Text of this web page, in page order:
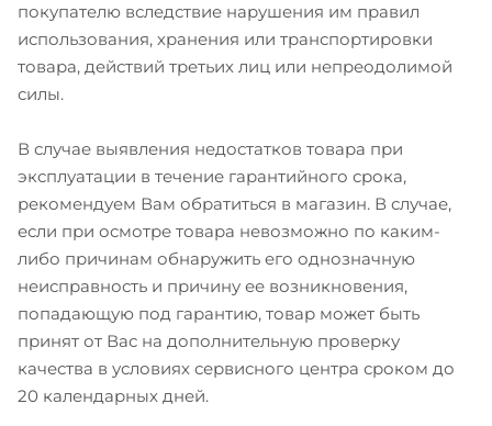
покупателю вследствие нарушения им правил
использования, хранения или транспортировки
товара, действий третьих лиц или непреодолимой
силы.
В случае выявления недостатков товара при
эксплуатации в течение гарантийного срока,
рекомендуем Вам обратиться в магазин. В случае,
если при осмотре товара невозможно по каким-
либо причинам обнаружить его однозначную
неисправность и причину ее возникновения,
попадающую под гарантию, товар может быть
принят от Вас на дополнительную проверку
качества в условиях сервисного центра сроком до
20 календарных дней.